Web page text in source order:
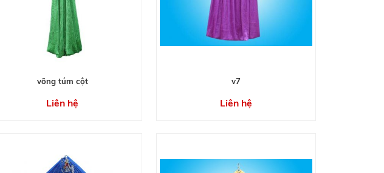
võng túm cột
Liên hệ
v7
Liên hệ